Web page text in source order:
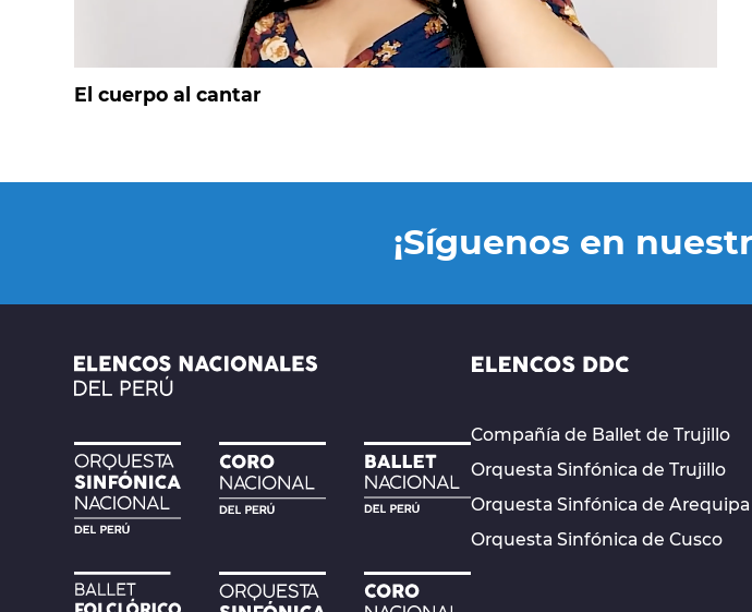
El cuerpo al cantar
¡Síguenos en
Compañía de Ballet de Trujillo
Orquesta Sinfónica de Trujillo
Orquesta Sinfónica de Arequipa
Orquesta Sinfónica de Cusco